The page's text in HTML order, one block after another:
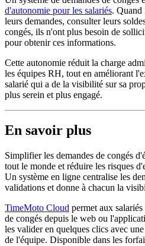
d'autonomie pour les salariés. Quand
leurs demandes, consulter leurs
congés, ils n'ont plus besoin de
pour obtenir ces informations.
Cette autonomie réduit la charge
les équipes RH, tout en améliorant
salarié qui a de la visibilité sur sa
plus serein et plus engagé.
En savoir plus
Simplifier les demandes de congés
tout le monde et réduire les risques
Un système en ligne centralise les
validations et donne à chacun la
TimeMoto Cloud permet aux
de congés depuis le web ou
les valider en quelques clics avec
de l'équipe. Disponible dans les